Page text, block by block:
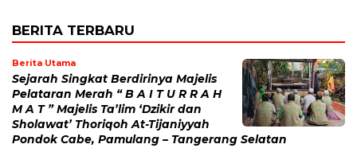
BERITA TERBARU
Berita Utama
Sejarah Singkat Berdirinya Majelis
Pelataran Merah “ B A I T U R R A H
M A T ” Majelis Ta’lim ‘Dzikir dan
Sholawat’ Thoriqoh At-Tijaniyyah
Pondok Cabe, Pamulang – Tangerang Selatan